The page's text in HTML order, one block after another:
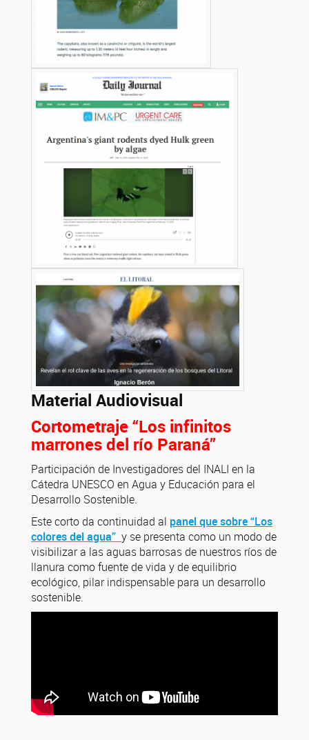
Material Audiovisual
Cortometraje “Los infinitos
marrones del río Paraná”
Participación de Investigadores del INALI en la
Cátedra UNESCO en Agua y Educación para el
Desarrollo Sostenible.
Este corto da continuidad al panel que sobre “Los
colores del agua” y se presenta como un modo de
visibilizar a las aguas barrosas de nuestros ríos de
llanura como fuente de vida y de equilibrio
ecológico, pilar indispensable para un desarrollo
sostenible.